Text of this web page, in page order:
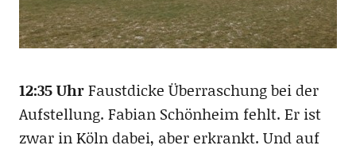
12:35 UhrFaustdicke Überraschung bei der
Aufstellung. Fabian Schönheim fehlt. Er ist
zwar in Köln dabei, aber erkrankt. Und auf